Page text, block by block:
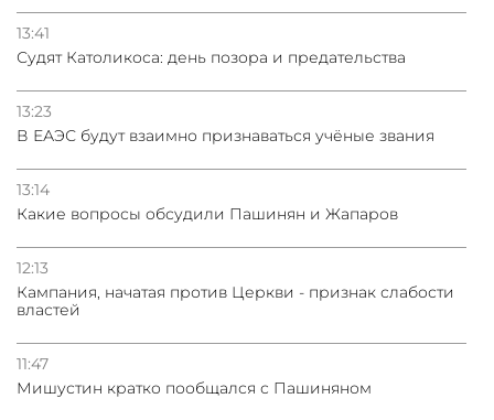
13:41
Судят Католикоса: день позора и предательства
13:23
В ЕАЭС будут взаимно признаваться учёные звания
13:14
Какие вопросы обсудили Пашинян и Жапаров
12:13
Кампания, начатая против Церкви - признак слабости
властей
11:47
Мишустин кратко пообщался с Пашиняном